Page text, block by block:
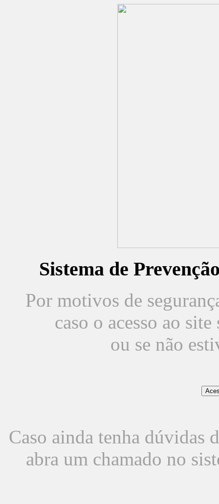
Sistema de
Por motivos de
caso o acesso ao
ou se não
Caso ainda tenha dúvidas
abra um chamado no